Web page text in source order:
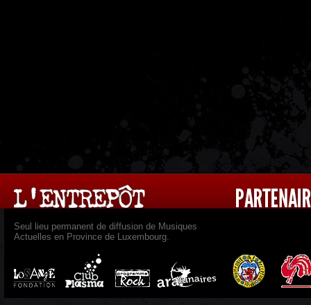
Seul lieu permanent de diffusion de Musiques
Actuelles en Province de Luxembourg.